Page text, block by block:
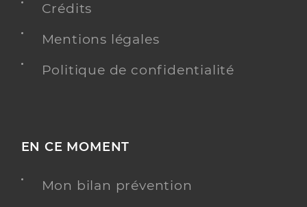
Crédits
Mentions légales
Politique de confidentialité
EN CE MOMENT
Mon bilan prévention